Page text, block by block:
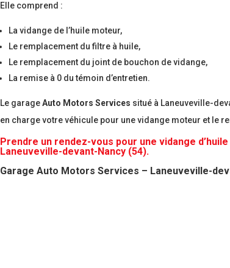
Elle comprend :
La vidange de l’huile moteur,
Le remplacement du filtre à huile,
Le remplacement du joint de bouchon de vidange,
La remise à 0 du témoin d’entretien.
Le garageAuto Motors Services situé à Laneuveville-
en charge votre véhicule pour une vidange moteur et le
Prendre un rendez-vous pour une vidange
Laneuveville-devant-Nancy (54).
Garage Auto Motors Services – Laneuveville-